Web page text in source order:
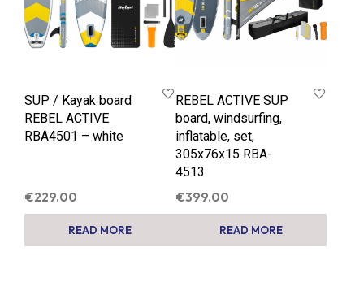
SUP / Kayak board
REBEL ACTIVE
RBA4501 – white
€229.00
READ MORE
REBEL ACTIVE SUP
board, windsurfing,
inflatable, set,
305x76x15 RBA-
4513
€399.00
READ MORE